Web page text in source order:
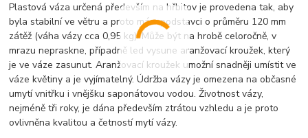
Plastová váza určená především na hřbitov je provedena tak, aby
byla stabilní ve větru a proto má v podstavcio průměru 120 mm
zátěž (váha vázy cca 0,95 kg). Může být na hrobě celoročně, v
mrazu nepraskne, případně led vysune aranžovací kroužek, který
je ve váze zasunut. Aranžovací kroužek umožní snadněji umístit ve
váze květiny a je vyjímatelný. Údržba vázy je omezena na občasné
umytí vnitřku i vnějšku saponátovou vodou. Životnost vázy,
nejméně tři roky, je dána především ztrátou vzhledu a je proto
ovlivněna kvalitou a četností mytí vázy.